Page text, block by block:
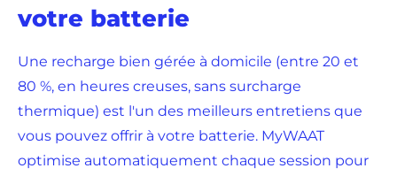
votre batterie
Une recharge bien gérée à domicile (entre 20 et
80 %, en heures creuses, sans surcharge
thermique) est l'un des meilleurs entretiens que
vous pouvez offrir à votre batterie. MyWAAT
optimise automatiquement chaque session pour